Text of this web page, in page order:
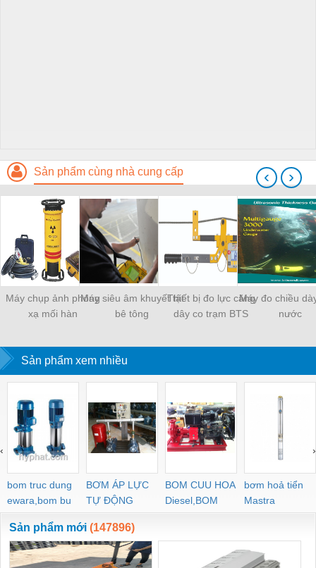
Sản phẩm cùng nhà cung cấp
Máy chụp ảnh phóng
xạ mối hàn
Máy siêu âm khuyết tật
bê tông
Thiết bị đo lực căng
dây co trạm BTS
Máy đo chiều
nước
‹ ›
Sản phẩm xem nhiều
bom truc dung
ewara,bom bu
ewara
BƠM ÁP LỰC
TỰ ĐỘNG
BOM CUU HOA
Diesel,BOM
CHUA CHAY
bơm hoả tiển
Mastra
‹ ›
Sản phẩm mới (147896)